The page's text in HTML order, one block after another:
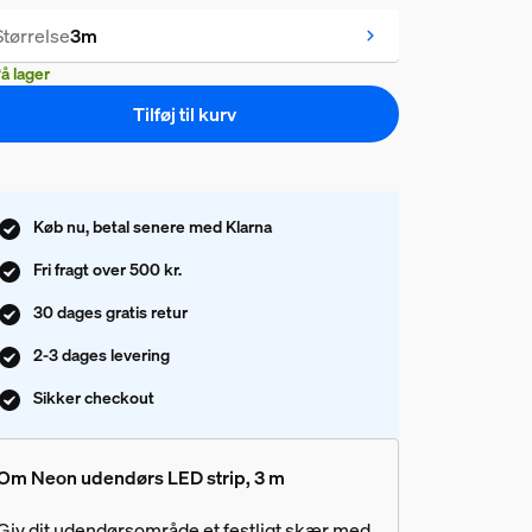
3m
lager
Tilføj til kurv
Køb nu, betal senere med Klarna
Fri fragt over 500 kr.
30 dages gratis retur
2-3 dages levering
Sikker checkout
Neon udendørs LED strip, 3 m